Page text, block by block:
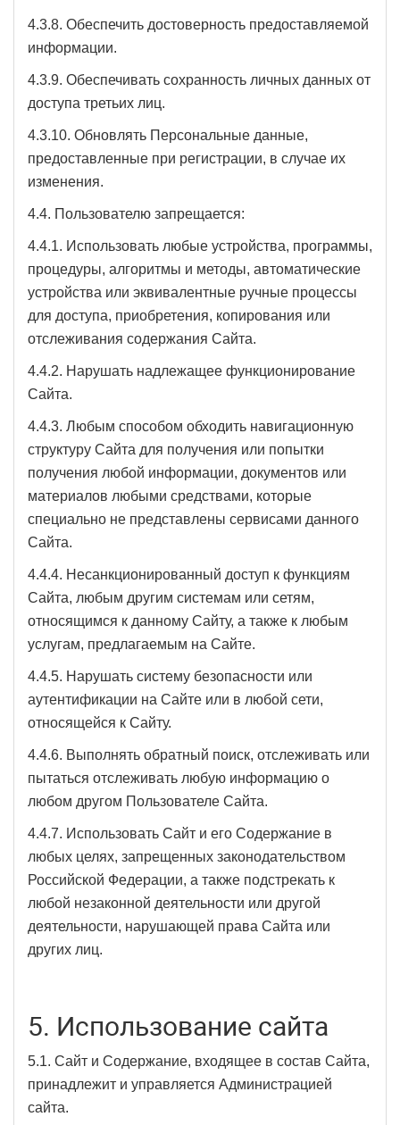
4.3.8. Обеспечить достоверность предоставляемой
информации.
4.3.9. Обеспечивать сохранность личных данных от
доступа третьих лиц.
4.3.10. Обновлять Персональные данные,
предоставленные при регистрации, в случае их
изменения.
4.4. Пользователю запрещается:
4.4.1. Использовать любые устройства, программы,
процедуры, алгоритмы и методы, автоматические
устройства или эквивалентные ручные процессы
для доступа, приобретения, копирования или
отслеживания содержания Сайта.
4.4.2. Нарушать надлежащее функционирование
Сайта.
4.4.3. Любым способом обходить навигационную
структуру Сайта для получения или попытки
получения любой информации, документов или
материалов любыми средствами, которые
специально не представлены сервисами данного
Сайта.
4.4.4. Несанкционированный доступ к функциям
Сайта, любым другим системам или сетям,
относящимся к данному Сайту, а также к любым
услугам, предлагаемым на Сайте.
4.4.5. Нарушать систему безопасности или
аутентификации на Сайте или в любой сети,
относящейся к Сайту.
4.4.6. Выполнять обратный поиск, отслеживать или
пытаться отслеживать любую информацию о
любом другом Пользователе Сайта.
4.4.7. Использовать Сайт и его Содержание в
любых целях, запрещенных законодательством
Российской Федерации, а также подстрекать к
любой незаконной деятельности или другой
деятельности, нарушающей права Сайта или
других лиц.
5. Использование сайта
5.1. Сайт и Содержание, входящее в состав Сайта,
принадлежит и управляется Администрацией
сайта.